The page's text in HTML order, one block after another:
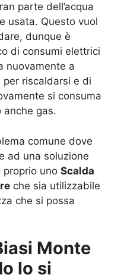
parte dell’acqua
usata. Questo vuol
dunque è
di consumi elettrici
nuovamente a
riscaldarsi e di
si consuma
anche gas.
comune dove
ad una soluzione
proprio uno Scalda
che sia utilizzabile
che si possa
Monte
lo si